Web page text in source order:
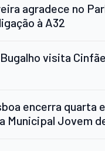
agradece no
à A32
visita
encerra quarta
Municipal Jovem